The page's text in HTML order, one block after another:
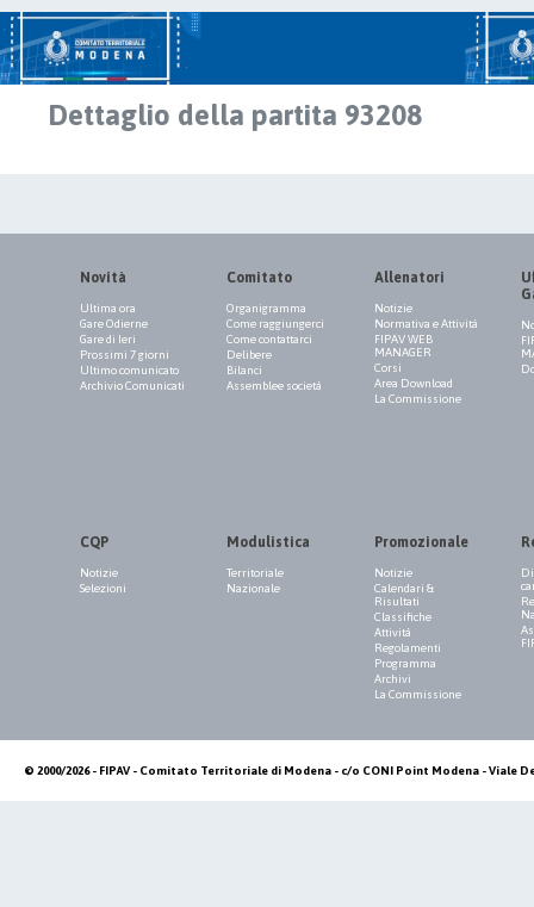
Dettaglio della partita 93208
Novità
Ultima ora
Gare Odierne
Gare di Ieri
Prossimi 7 giorni
Ultimo comunicato
Archivio Comunicati
Comitato
Organigramma
Come raggiungerci
Come contattarci
Delibere
Bilanci
Assemblee società
Allenatori
Notizie
Normativa e Attività
FIPAV WEB
MANAGER
Corsi
Area Download
La Commissione
CQP
Notizie
Selezioni
Modulistica
Territoriale
Nazionale
Promozionale
Notizie
Calendari &
Risultati
Classifiche
Attività
Regolamenti
Programma
Archivi
La Commissione
© 2000/2026 - FIPAV - Comitato Territoriale di Modena - c/o CONI Point Modena - Viale